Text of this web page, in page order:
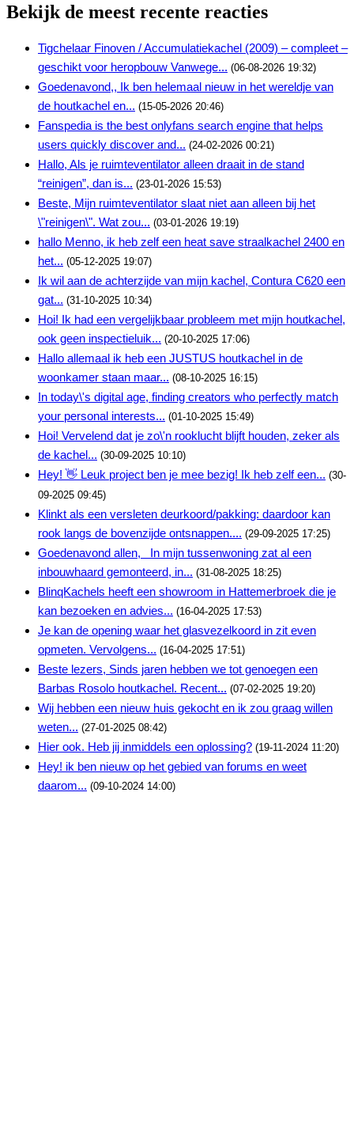
Bekijk de meest recente reacties
Tigchelaar Finoven / Accumulatiekachel (2009) – compleet –
geschikt voor heropbouw Vanwege... (06-08-2026 19:32)
Goedenavond,, Ik ben helemaal nieuw in het wereldje van
de houtkachel en... (15-05-2026 20:46)
Fanspedia is the best onlyfans search engine that helps
users quickly discover and... (24-02-2026 00:21)
Hallo, Als je ruimteventilator alleen draait in de stand
“reinigen”, dan is... (23-01-2026 15:53)
Beste, Mijn ruimteventilator slaat niet aan alleen bij het
\"reinigen\". Wat zou... (03-01-2026 19:19)
hallo Menno, ik heb zelf een heat save straalkachel 2400 en
het... (05-12-2025 19:07)
Ik wil aan de achterzijde van mijn kachel, Contura C620 een
gat... (31-10-2025 10:34)
Hoi! Ik had een vergelijkbaar probleem met mijn houtkachel,
ook geen inspectieluik... (20-10-2025 17:06)
Hallo allemaal ik heb een JUSTUS houtkachel in de
woonkamer staan maar... (08-10-2025 16:15)
In today\'s digital age, finding creators who perfectly match
your personal interests... (01-10-2025 15:49)
Hoi! Vervelend dat je zo\'n rooklucht blijft houden, zeker als
de kachel... (30-09-2025 10:10)
Hey! 👋 Leuk project ben je mee bezig! Ik heb zelf een... (30-
09-2025 09:45)
Klinkt als een versleten deurkoord/pakking: daardoor kan
rook langs de bovenzijde ontsnappen.... (29-09-2025 17:25)
Goedenavond allen, In mijn tussenwoning zat al een
inbouwhaard gemonteerd, in... (31-08-2025 18:25)
BlinqKachels heeft een showroom in Hattemerbroek die je
kan bezoeken en advies... (16-04-2025 17:53)
Je kan de opening waar het glasvezelkoord in zit even
opmeten. Vervolgens... (16-04-2025 17:51)
Beste lezers, Sinds jaren hebben we tot genoegen een
Barbas Rosolo houtkachel. Recent... (07-02-2025 19:20)
Wij hebben een nieuw huis gekocht en ik zou graag willen
weten... (27-01-2025 08:42)
Hier ook. Heb jij inmiddels een oplossing? (19-11-2024 11:20)
Hey! ik ben nieuw op het gebied van forums en weet
daarom... (09-10-2024 14:00)